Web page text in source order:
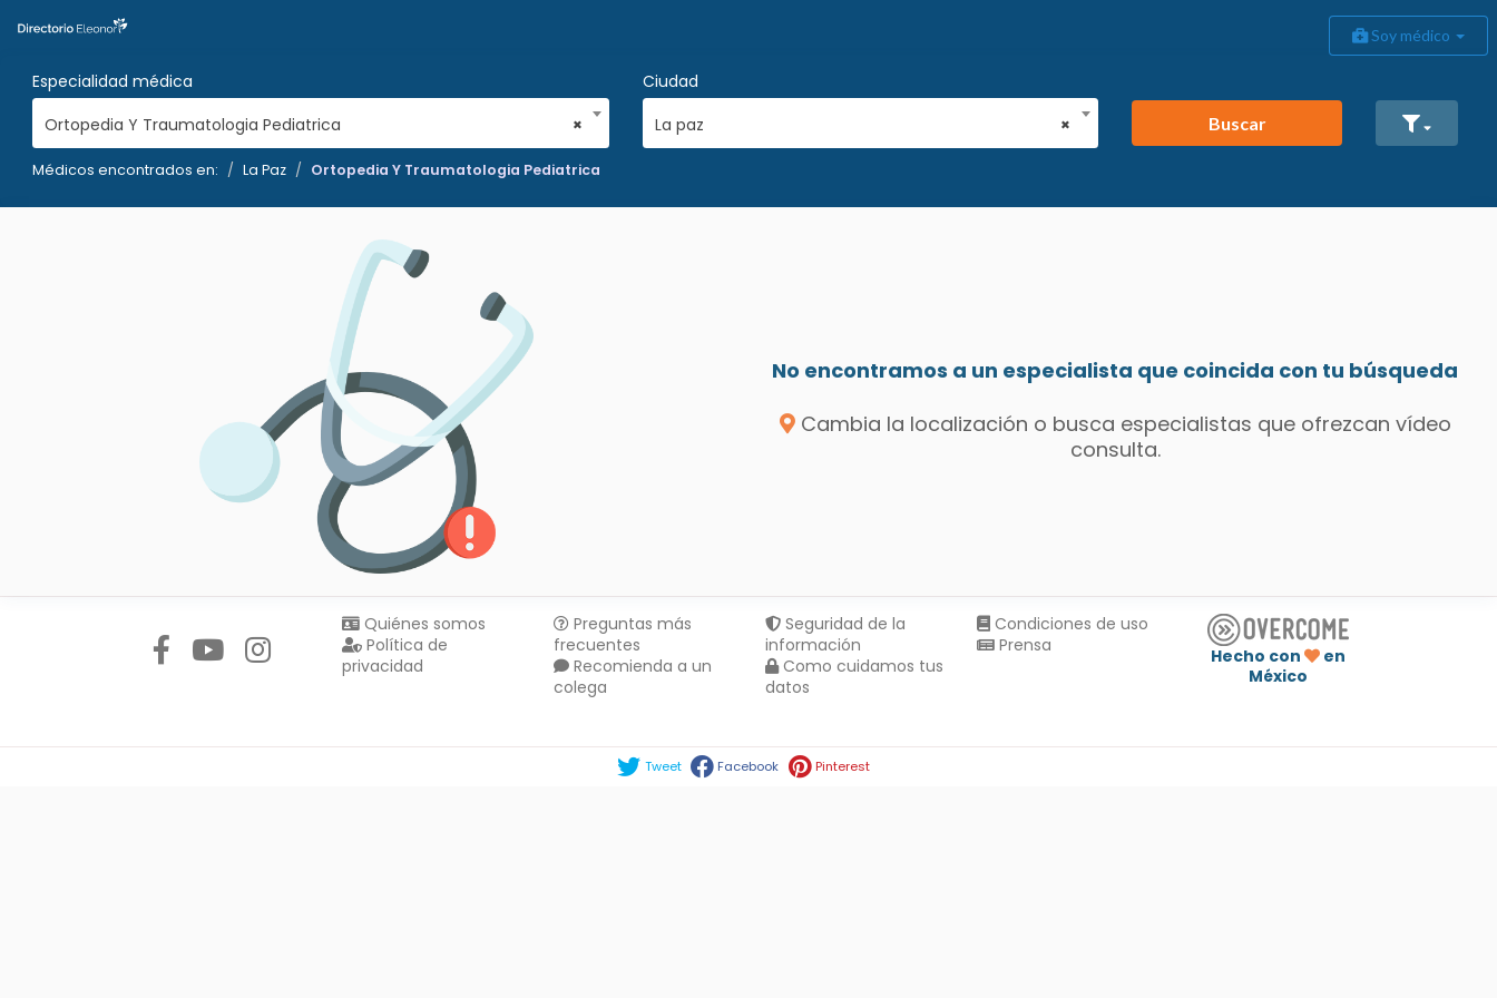
Soy médico
Especialidad médica
×
Ortopedia Y Traumatologia Pediatrica
Ciudad
×
La paz Buscar
Médicos encontrados en: La Paz Ortopedia Y Traumatologia Pediatrica
No encontramos a un especialista que coincida con tu búsqueda
Cambia la localización o busca especialistas que ofrezcan vídeo
consulta.
Quiénes somos
Política de
privacidad
Preguntas más
frecuentes
Recomienda a un
colega
Seguridad de la
información
Como cuidamos tus
datos
Condiciones de uso
Prensa
Hecho con
en
México
Tweet Facebook Pinterest